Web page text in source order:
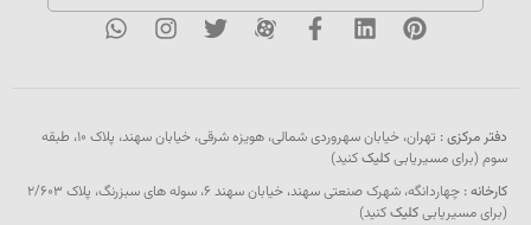
دفتر مرکزی :
تهران، خیابان سهروردی شمالی، هویزه شرقی، خیابان سهند، پلاک ۱۰، طبقه
سوم (برای مسیریابیکلیککنید)
کارخانه :
چهاردانگه، شهرک صنعتی سهند، خیابان سهند 6، سوله های سبزرنگ، پلاک 2/603
(برای مسیریابیکلیککنید)